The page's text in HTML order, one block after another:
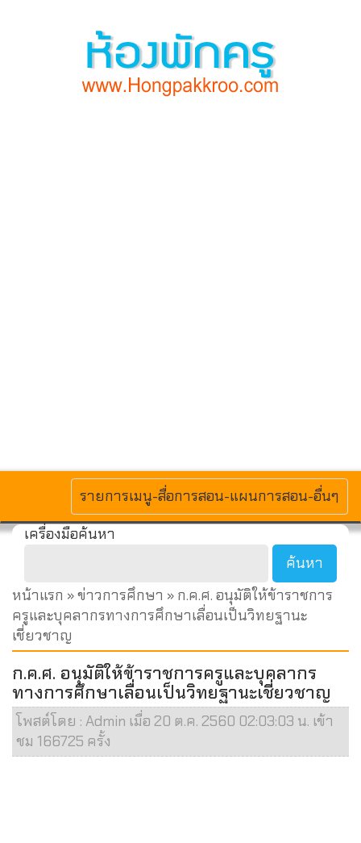
MENU
รายการเมนู-สื่อการสอน-แผนการสอน-อื่นๆ
เครื่องมือค้นหา
หน้าแรก »ข่าวการศึกษา » ก.ค.ศ. อนุมัติให้ข้าราชการ
ครูและบุคลากรทางการศึกษาเลื่อนเป็นวิทยฐานะ
เชี่ยวชาญ
ก.ค.ศ. อนุมัติให้ข้าราชการครูและบุคลากร
ทางการศึกษาเลื่อนเป็นวิทยฐานะเชี่ยวชาญ
โพสต์โดย : Admin เมื่อ 20 ต.ค. 2560 02:03:03 น. เข้า
ชม 166725 ครั้ง